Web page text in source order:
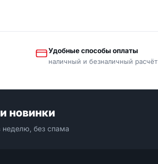
Удобные способы оплаты
наличный и безналичный расчёт
новинки
без спама